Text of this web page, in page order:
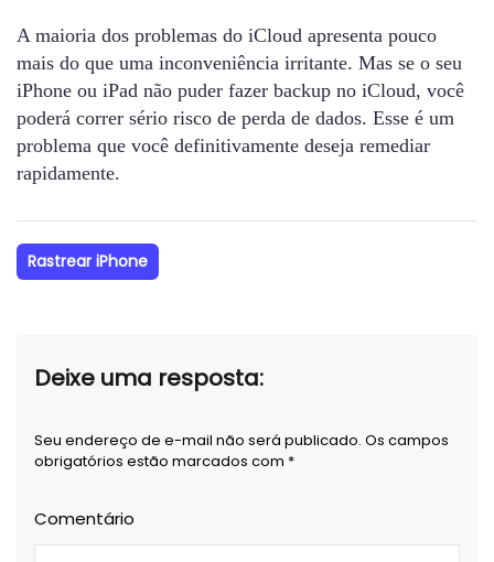
A maioria dos problemas do iCloud apresenta pouco
mais do que uma inconveniência irritante. Mas se o seu
iPhone ou iPad não puder fazer backup no iCloud, você
poderá correr sério risco de perda de dados. Esse é um
problema que você definitivamente deseja remediar
rapidamente.
Rastrear iPhone
Deixe uma resposta:
Seu endereço de e-mail não será publicado. Os campos
obrigatórios estão marcados com *
Comentário